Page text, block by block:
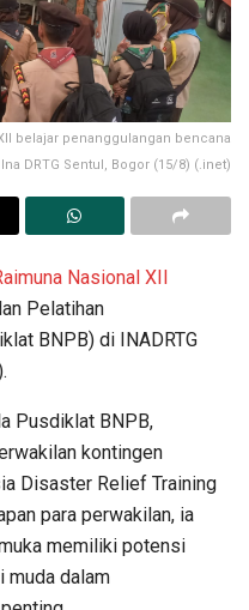
belajar penanggulangan bencana
DRTG Sentul, Bogor (15/8) (.inet)
Nasional XII
Pelatihan
BNPB) di INADRTG
Pusdiklat BNPB,
kontingen
Disaster Relief Training
para perwakilan, ia
memiliki potensi
muda dalam